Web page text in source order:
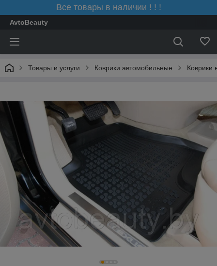
Все товары в наличии ! ! !
AvtoBeauty
Товары и услуги Коврики автомобильные Коврики